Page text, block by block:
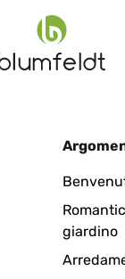
giardino